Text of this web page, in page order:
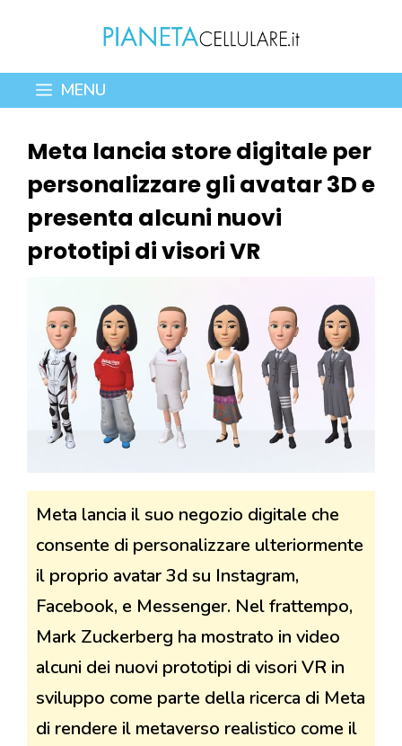
contenuto
MENU
Meta lancia store digitale per
personalizzare gli avatar 3D e
presenta alcuni nuovi
prototipi di visori VR
Meta lancia il suo negozio digitale che
consente di personalizzare ulteriormente
il proprio avatar 3d su Instagram,
Facebook, e Messenger. Nel frattempo,
Mark Zuckerberg ha mostrato in video
alcuni dei nuovi prototipi di visori VR in
sviluppo come parte della ricerca di Meta
di rendere il metaverso realistico come il